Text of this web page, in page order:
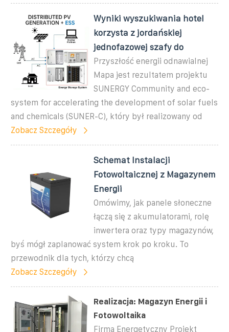
Wyniki wyszukiwania hotel
korzysta z jordańskiej
jednofazowej szafy do
Przyszłość energii odnawialnej
Mapa jest rezultatem projektu
SUNERGY Community and eco-
system for accelerating the development of solar fuels
and chemicals (SUNER-C), który był realizowany od
Zobacz Szczegóły
Schemat Instalacji
Fotowoltaicznej z Magazynem
Energii
Omówimy, jak panele słoneczne
łączą się z akumulatorami, rolę
inwertera oraz typy magazynów,
byś mógł zaplanować system krok po kroku. To
przewodnik dla tych, którzy chcą
Zobacz Szczegóły
Realizacja: Magazyn Energii i
Fotowoltaika
Firma Energetyczny Projekt